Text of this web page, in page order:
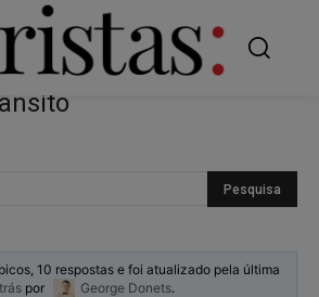
10 respostas e foi atualizado pela última
por George Donets.